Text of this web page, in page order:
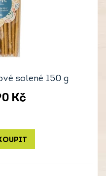
solené 150 g
Kč